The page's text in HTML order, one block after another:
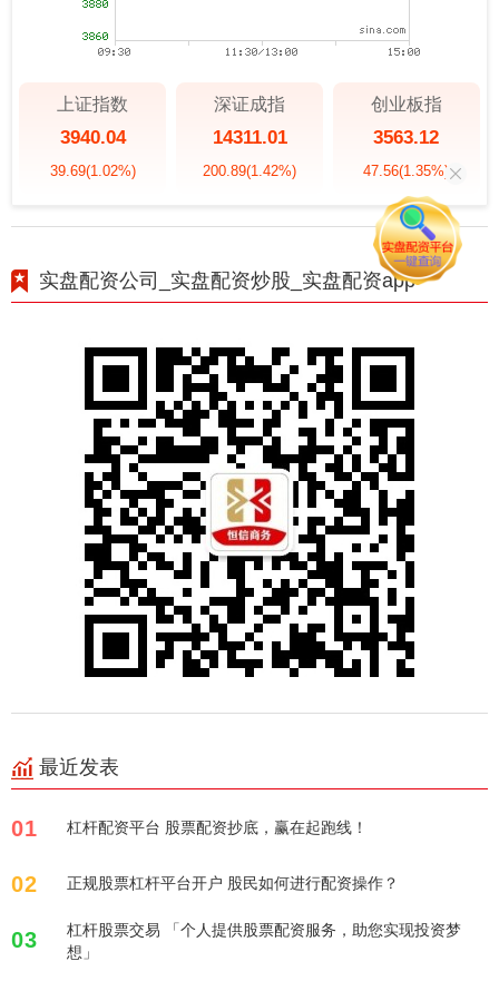
上证指数
3940.04
39.69(1.02%)
深证成指
14311.01
200.89(1.42%)
创业板指
3563.12
47.56(1.35%)
实盘配资公司_实盘配资炒股_实盘配资app
最近发表
01 杠杆配资平台 股票配资抄底，赢在起跑线！
02 正规股票杠杆平台开户 股民如何进行配资操作？
03
杠杆股票交易 「个人提供股票配资服务，助您实现投资梦
想」